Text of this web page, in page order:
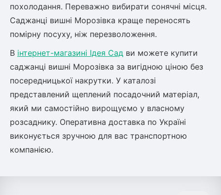
похолодання. Переважно вибирати сонячні місця.
Саджанці вишні Морозівка краще переносять
помірну посуху, ніж перезволоження.
В інтернет-магазині Ідея Сад ви можете купити
саджанці вишні Морозівка за вигідною ціною без
посередницької накрутки. У каталозі
представлений щеплений посадочний матеріал,
який ми самостійно вирощуємо у власному
розсаднику. Оперативна доставка по Україні
виконується зручною для вас транспортною
компанією.